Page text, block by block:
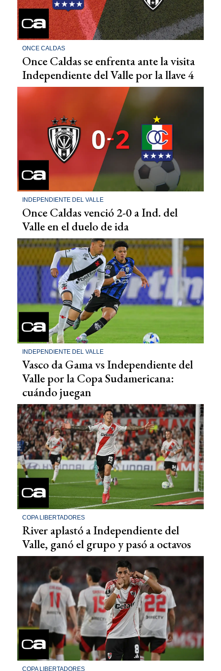
ONCE CALDAS
Once Caldas se enfrenta ante la visita
Independiente del Valle por la llave 4
INDEPENDIENTE DEL VALLE
Once Caldas venció 2-0 a Ind. del
Valle en el duelo de ida
INDEPENDIENTE DEL VALLE
Vasco da Gama vs Independiente del
Valle por la Copa Sudamericana:
cuándo juegan
COPA LIBERTADORES
River aplastó a Independiente del
Valle, ganó el grupo y pasó a octavos
COPA LIBERTADORES